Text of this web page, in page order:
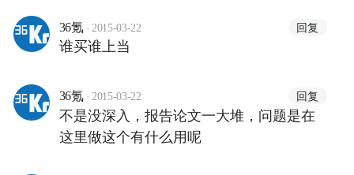
36氪 · 2015-03-22 回复
谁买谁上当
36氪 · 2015-03-22 回复
不是没深入，报告论文一大堆，问题是在
这里做这个有什么用呢